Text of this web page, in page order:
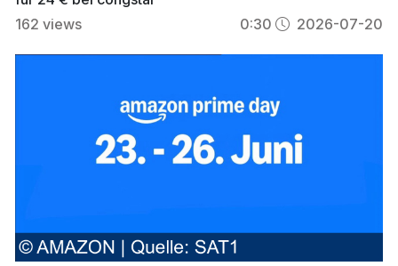
162 views 0:30 2026-07-20